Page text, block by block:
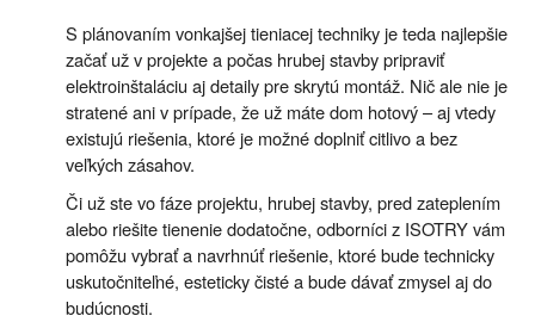
S plánovaním vonkajšej tieniacej techniky je teda najlepšie
začať už v projekte a počas hrubej stavby pripraviť
elektroinštaláciu aj detaily pre skrytú montáž. Nič ale nie je
stratené ani v prípade, že už máte dom hotový – aj vtedy
existujú riešenia, ktoré je možné doplniť citlivo a bez
veľkých zásahov.
Či už ste vo fáze projektu, hrubej stavby, pred zateplením
alebo riešite tienenie dodatočne, odborníci z ISOTRY vám
pomôžu vybrať a navrhnúť riešenie, ktoré bude technicky
uskutočniteľné, esteticky čisté a bude dávať zmysel aj do
budúcnosti.